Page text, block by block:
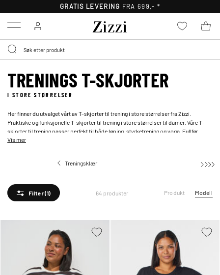
30 DAGERSRETURRETT
Menu
TRENINGS T-SKJORTER
I STORE STØRRELSER
Her finner du utvalget vårt av T-skjorter til trening i store størrelser fra Zizzi.
Praktiske og funksjonelle T-skjorter til trening i store størrelser til damer. Våre T-
skjorter til trening passer perfekt til både løping, styrketrening og yoga. Fullfør
treningsantrekket med en T-skjorte til treningen. Her kan du finne et stort utvalg av
Vis mer
Treningsklær Trenings t-skjorter
Filter(1) 64 produkter Produkt Modell